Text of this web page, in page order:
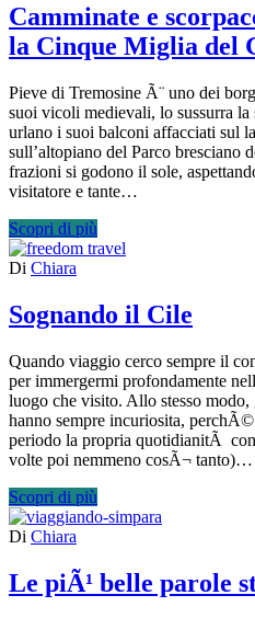
Camminate e
la Cinque Miglia del
Pieve di Tremosine Ã¨ uno dei
suoi vicoli medievali, lo sussurra
urlano i suoi balconi affacciati sul
sull’altopiano del Parco bresciano
frazioni si godono il sole,
visitatore e tante…
Scopri di più
Di Chiara
Sognando il Cile
Quando viaggio cerco sempre il
per immergermi profondamente
luogo che visito. Allo stesso
hanno sempre incuriosita,
periodo la propria quotidianitÃ
volte poi nemmeno cosÃ¬ tanto)…
Scopri di più
Di Chiara
Le piÃ¹ belle parole